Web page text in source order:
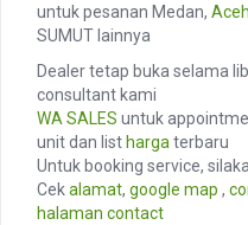
untuk pesanan Medan, Aceh
SUMUT lainnya
Dealer tetap buka selama
consultant kami
WA SALES untuk
unit dan list hargaterbaru
Untuk booking service,
Cekalamat, google map ,
halaman contact